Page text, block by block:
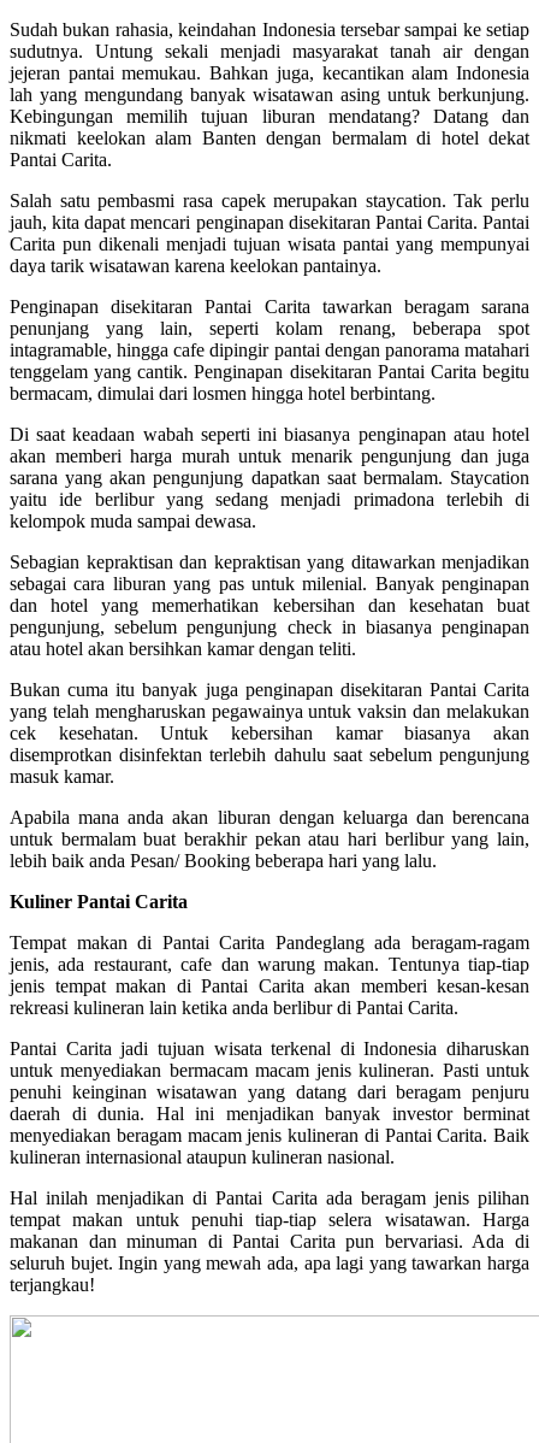
Sudah bukan rahasia, keindahan Indonesia tersebar sampai ke setiap
sudutnya. Untung sekali menjadi masyarakat tanah air dengan
jejeran pantai memukau. Bahkan juga, kecantikan alam Indonesia
lah yang mengundang banyak wisatawan asing untuk berkunjung.
Kebingungan memilih tujuan liburan mendatang? Datang dan
nikmati keelokan alam Banten dengan bermalam di hotel dekat
Pantai Carita.
Salah satu pembasmi rasa capek merupakan staycation. Tak perlu
jauh, kita dapat mencari penginapan disekitaran Pantai Carita. Pantai
Carita pun dikenali menjadi tujuan wisata pantai yang mempunyai
daya tarik wisatawan karena keelokan pantainya.
Penginapan disekitaran Pantai Carita tawarkan beragam sarana
penunjang yang lain, seperti kolam renang, beberapa spot
intagramable, hingga cafe dipingir pantai dengan panorama matahari
tenggelam yang cantik. Penginapan disekitaran Pantai Carita begitu
bermacam, dimulai dari losmen hingga hotel berbintang.
Di saat keadaan wabah seperti ini biasanya penginapan atau hotel
akan memberi harga murah untuk menarik pengunjung dan juga
sarana yang akan pengunjung dapatkan saat bermalam. Staycation
yaitu ide berlibur yang sedang menjadi primadona terlebih di
kelompok muda sampai dewasa.
Sebagian kepraktisan dan kepraktisan yang ditawarkan menjadikan
sebagai cara liburan yang pas untuk milenial. Banyak penginapan
dan hotel yang memerhatikan kebersihan dan kesehatan buat
pengunjung, sebelum pengunjung check in biasanya penginapan
atau hotel akan bersihkan kamar dengan teliti.
Bukan cuma itu banyak juga penginapan disekitaran Pantai Carita
yang telah mengharuskan pegawainya untuk vaksin dan melakukan
cek kesehatan. Untuk kebersihan kamar biasanya akan
disemprotkan disinfektan terlebih dahulu saat sebelum pengunjung
masuk kamar.
Apabila mana anda akan liburan dengan keluarga dan berencana
untuk bermalam buat berakhir pekan atau hari berlibur yang lain,
lebih baik anda Pesan/ Booking beberapa hari yang lalu.
Kuliner Pantai Carita
Tempat makan di Pantai Carita Pandeglang ada beragam-ragam
jenis, ada restaurant, cafe dan warung makan. Tentunya tiap-tiap
jenis tempat makan di Pantai Carita akan memberi kesan-kesan
rekreasi kulineran lain ketika anda berlibur di Pantai Carita.
Pantai Carita jadi tujuan wisata terkenal di Indonesia diharuskan
untuk menyediakan bermacam macam jenis kulineran. Pasti untuk
penuhi keinginan wisatawan yang datang dari beragam penjuru
daerah di dunia. Hal ini menjadikan banyak investor berminat
menyediakan beragam macam jenis kulineran di Pantai Carita. Baik
kulineran internasional ataupun kulineran nasional.
Hal inilah menjadikan di Pantai Carita ada beragam jenis pilihan
tempat makan untuk penuhi tiap-tiap selera wisatawan. Harga
makanan dan minuman di Pantai Carita pun bervariasi. Ada di
seluruh bujet. Ingin yang mewah ada, apa lagi yang tawarkan harga
terjangkau!